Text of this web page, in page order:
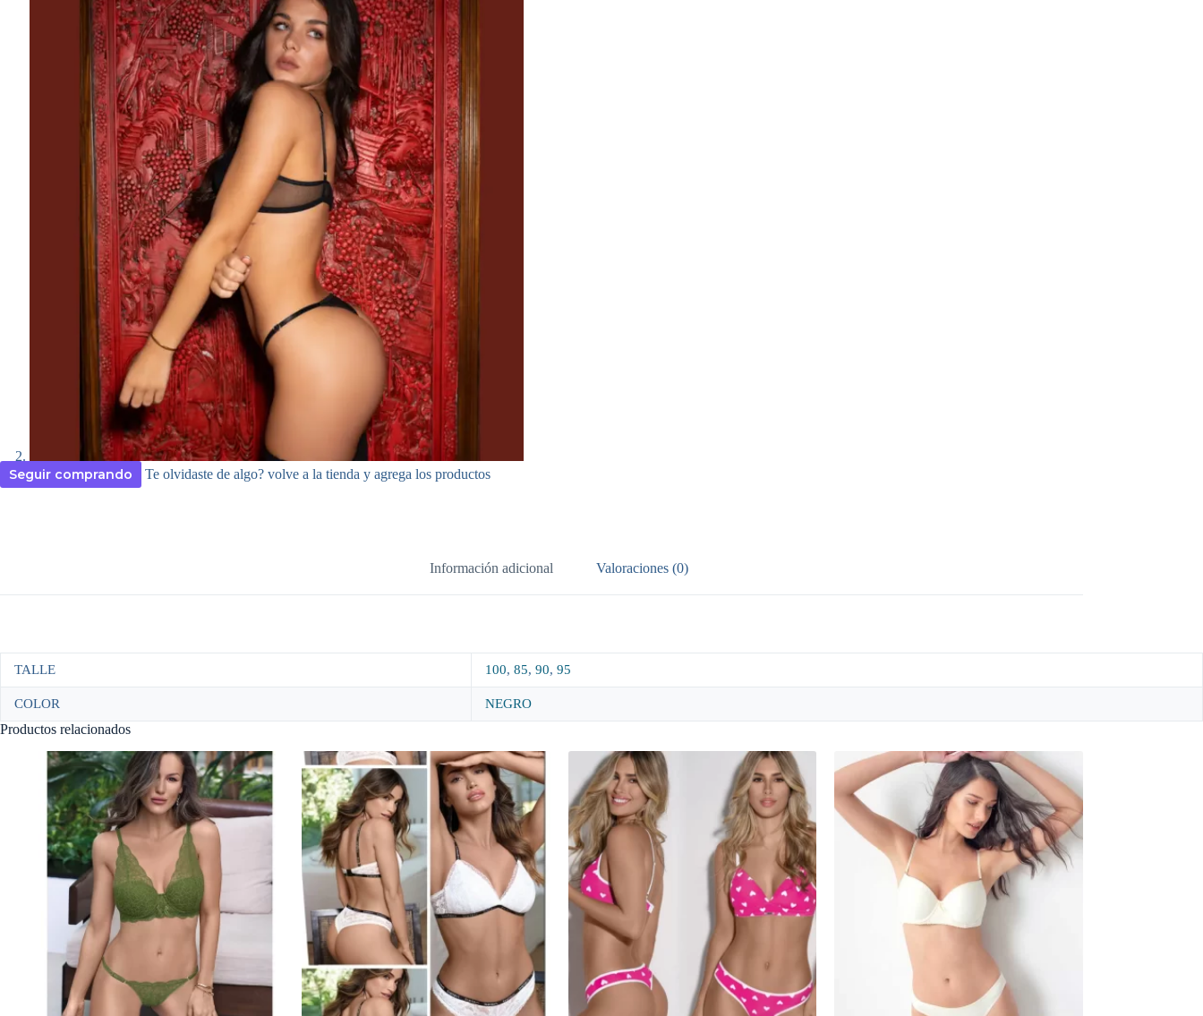
Seguir comprando Te olvidaste de algo? volve a la tienda y agrega los productos
Información adicional Valoraciones (0)
TALLE 100, 85, 90, 95
COLOR NEGRO
Productos relacionados